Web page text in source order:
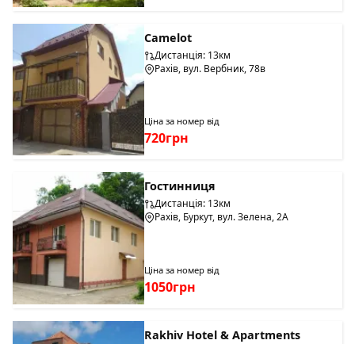
Camelot
Дистанція: 13км
Рахів, вул. Вербник, 78в
Ціна за номер від
720грн
Гостинниця
Дистанція: 13км
Рахів, Буркут, вул. Зелена, 2А
Ціна за номер від
1050грн
Rakhiv Hotel & Apartments